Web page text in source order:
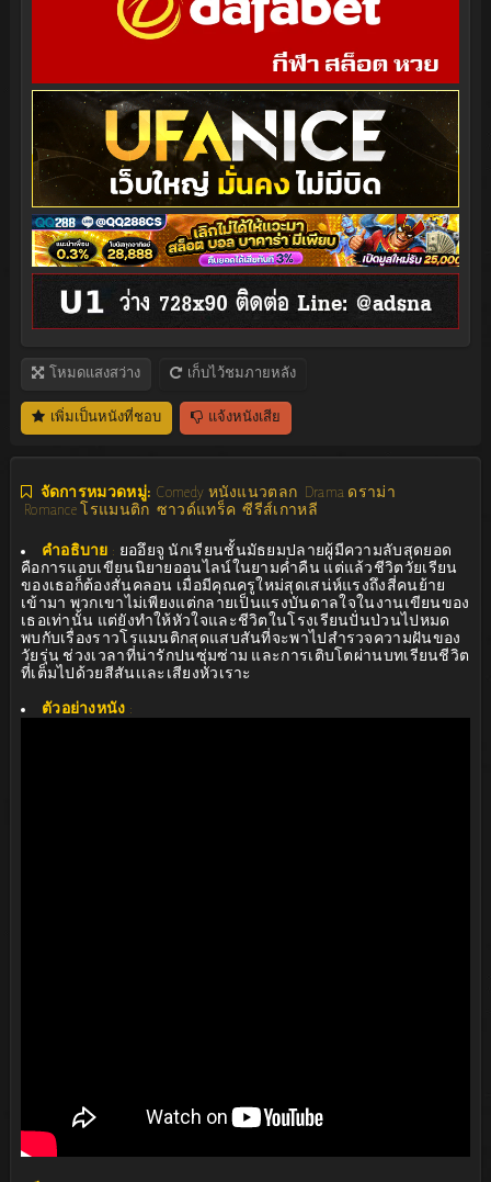
โหมดแสงสว่าง เก็บไว้ชมภายหลัง
เพิ่มเป็นหนังที่ชอบ แจ้งหนังเสีย
จัดการหมวดหมู่: Comedy หนังแนวตลก
Drama ดราม่า
Romance โรแมนติก ซาวด์แทร็ค ซีรีส์เกาหลี
คำอธิบาย : ยออึยจู นักเรียนชั้นมัธยมปลายผู้มีความลับสุดยอด
คือการแอบเขียนนิยายออนไลน์ในยามค่ำคืน แต่แล้วชีวิตวัยเรียน
ของเธอก็ต้องสั่นคลอน เมื่อมีคุณครูใหม่สุดเสน่ห์แรงถึงสี่คนย้าย
เข้ามา พวกเขาไม่เพียงแต่กลายเป็นแรงบันดาลใจในงานเขียนของ
เธอเท่านั้น แต่ยังทำให้หัวใจและชีวิตในโรงเรียนปั่นป่วนไปหมด
พบกับเรื่องราวโรแมนติกสุดแสบสันที่จะพาไปสำรวจความฝันของ
วัยรุ่น ช่วงเวลาที่น่ารักปนซุ่มซ่าม และการเติบโตผ่านบทเรียนชีวิต
ที่เต็มไปด้วยสีสันเเละเสียงหัวเราะ
ตัวอย่างหนัง :